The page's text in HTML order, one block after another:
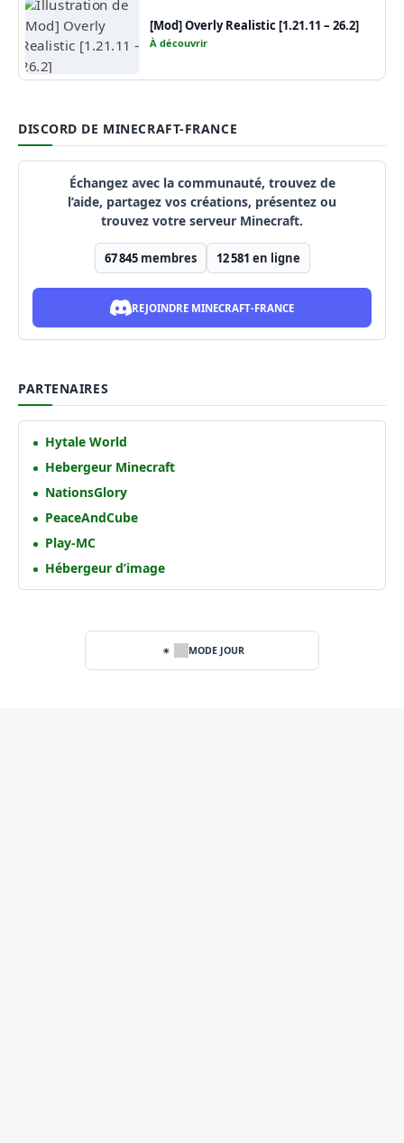
[Mod] Overly Realistic [1.21.11 – 26.2]
À découvrir
DISCORD DE MINECRAFT-FRANCE
Échangez avec la communauté, trouvez de
l’aide, partagez vos créations, présentez ou
trouvez votre serveur Minecraft.
67 845membres 12 581 en ligne
REJOINDRE MINECRAFT-FRANCE
PARTENAIRES
Hytale World
Hebergeur Minecraft
NationsGlory
PeaceAndCube
Play-MC
Hébergeur d’image
MODE JOUR